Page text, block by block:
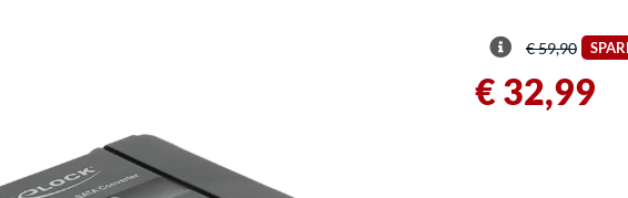
€ 59,90
€ 32,99